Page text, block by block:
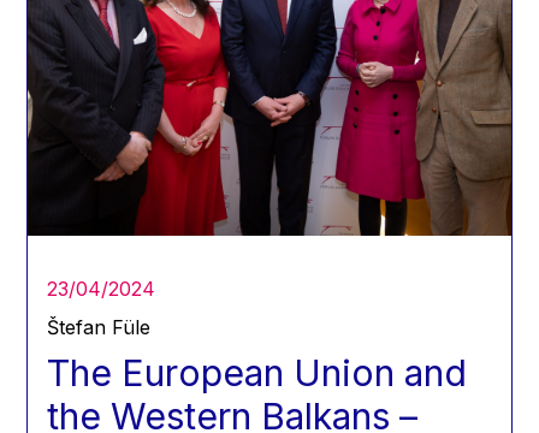
Georg Helg
Gil Carlos Rodrigues Iglesias
Gunnar Lund
Günther Hermann Oettinger
Günther Verheugen
Hans Joachim Schellnhuber
Hans-Gert Poettering
Hans-Gert Pöttering
Ioan Mircea Paşcu
Jacques Barrot
Jacques Diouf
23/04/2024
Štefan Füle
The European Union and
the Western Balkans –